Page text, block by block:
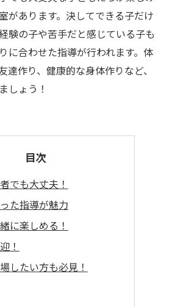
があります。決してできる子だけ
験の子や苦手だと感じている子も
に合わせた指導が行われます。体
達作り、健康的な身体作りなど、
しょう！
目次
でも大丈夫！
た指導が魅力
に楽しめる！
！
したい方も必見！